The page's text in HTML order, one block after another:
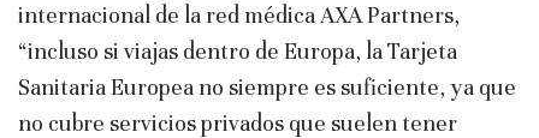
internacional de la red médica AXA Partners,
“incluso si viajas dentro de Europa, la Tarjeta
Sanitaria Europea no siempre es suficiente, ya que
no cubre servicios privados que suelen tener